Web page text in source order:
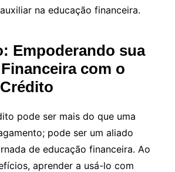
na educação financeira.
Empoderando sua
com o
pode ser mais do que uma
pode ser um aliado
de educação financeira. Ao
aprender a usá-lo com